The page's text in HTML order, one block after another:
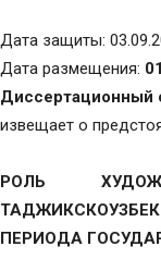
Дата защиты:
Дата размещения:
Диссертационный
извещает о
РОЛЬ
ПЕРИОДА